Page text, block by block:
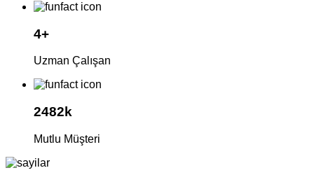
4+
Uzman Çalışan
2482 k
Mutlu Müşteri